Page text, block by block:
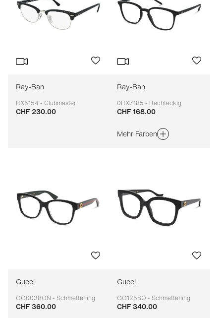
Filtern nach Marke
(A-Z)
Ray-Ban
RX5154 - Clubmaster
Anpassbar
CHF 230.00
Ray-Ban
0RX7185 - Rechteckig
Anpassbar
CHF 168.00
Mehr Farben
Gucci
GG0038ON - Schmetterling
Anpassbar
CHF 360.00
Gucci
GG1258O - Schmetterling
Anpassbar
CHF 340.00